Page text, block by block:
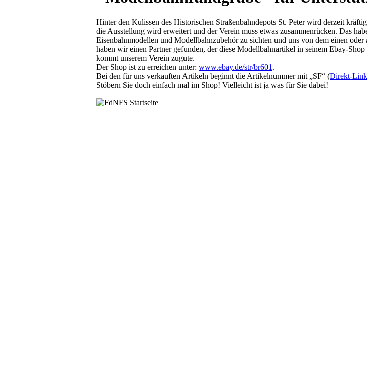
Hinter den Kulissen des Historischen Straßenbahndepots St. Peter wird derzeit
die Ausstellung wird erweitert und der Verein muss etwas zusammenrücken. Das
Eisenbahnmodellen und Modellbahnzubehör zu sichten und uns von dem einen
haben wir einen Partner gefunden, der diese Modellbahnartikel in seinem Ebay-
kommt unserem Verein zugute.
Der Shop ist zu erreichen unter: www.ebay.de/str/br601 .
Bei den für uns verkauften Artikeln beginnt die Artikelnummer mit „SF“ (Direkt-
Stöbern Sie doch einfach mal im Shop! Vielleicht ist ja was für Sie dabei!